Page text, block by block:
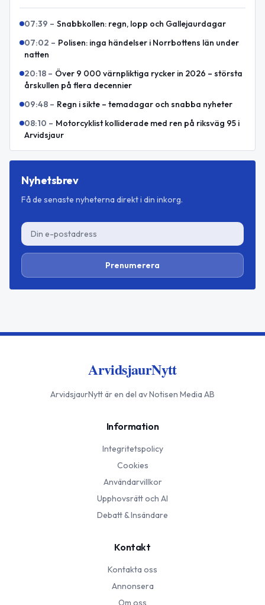
07:39 – Snabbkollen: regn, lopp och Gallejaurdagar
07:02 – Polisen: inga händelser i Norrbottens län under
natten
20:18 – Över 9 000 värnpliktiga rycker in 2026 – största
årskullen på flera decennier
09:48 – Regn i sikte – temadagar och snabba nyheter
08:10 – Motorcyklist kolliderade med ren på riksväg 95 i
Arvidsjaur
Nyhetsbrev
Få de senaste nyheterna direkt i din inkorg.
Prenumerera
ArvidsjaurNytt
ArvidsjaurNyttär en del av Notisen Media AB
Information
Integritetspolicy
Cookies
Användarvillkor
Upphovsrätt och AI
Debatt & Insändare
Kontakt
Kontakta oss
Annonsera
Om oss